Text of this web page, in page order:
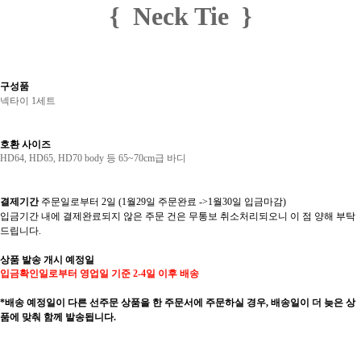
{ Neck Tie }
구성품
넥타이 1세트
호환 사이즈
HD64, HD65, HD70 body 등 65~70cm급 바디
결제기간 주문일로부터 2일 (1월29일 주문완료 ->1월30일 입금마감)
입금기간 내에 결제완료되지 않은 주문 건은 무통보 취소처리되오니 이 점 양해 부탁
드립니다.
상품 발송 개시 예정일
입금확인일로부터 영업일 기준 2-4일 이후 배송
*배송 예정일이 다른 선주문 상품을 한 주문서에 주문하실 경우, 배송일이 더 늦은 상
품에 맞춰 함께 발송됩니다.